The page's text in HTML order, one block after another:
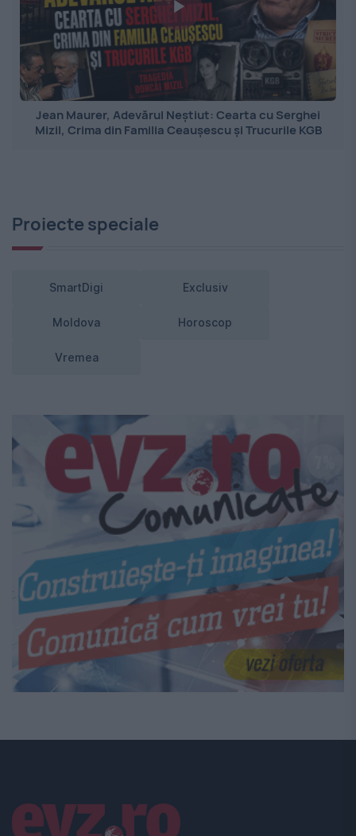
Jean Maurer, Adevărul Neștiut: Cearta cu Serghei
Mizil, Crima din Familia Ceaușescu și Trucurile KGB
Proiecte speciale
SmartDigi Exclusiv
Moldova Horoscop
Vremea
Linkuri utile